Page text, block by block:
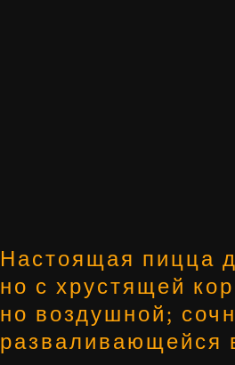
Настоящая пицца
но с хрустящей
но воздушной;
разваливающейся